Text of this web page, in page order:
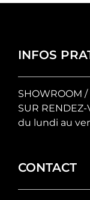
INFOS
SHOWROOM /
SUR RENDEZ-
du lundi au
CONTACT